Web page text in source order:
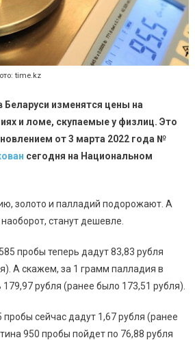
time.kz
Беларуси изменятся цены на
и ломе, скупаемые у физлиц. Это
от 3 марта 2022 года №
сегодня на Национальном
золото и палладий подорожают. А
станут дешевле.
пробы теперь дадут 83,83 рубля
А скажем, за 1 грамм палладия в
179,97 рубля (ранее было 173,51 рубля).
сейчас дадут 1,67 рубля (ранее
950 пробы пойдет по 76,88 рубля